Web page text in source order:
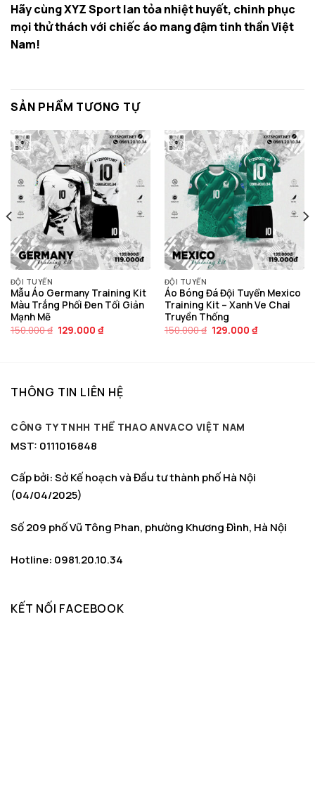
Hãy cùng XYZ Sport lan tỏa nhiệt huyết, chinh phục
mọi thử thách với chiếc áo mang đậm tinh thần Việt
Nam!
SẢN PHẨM TƯƠNG TỰ
ĐỘI TUYỂN
Mẫu Áo Germany Training Kit
Màu Trắng Phối Đen Tối Giản
Mạnh Mẽ
150.000₫ Giá
129.000 ₫Giá
ĐỘI TUYỂN
Áo Bóng Đá Đội Tuyển Mexico
Training Kit – Xanh Ve Chai
Truyền Thống
150.000₫ Giá
129.000 ₫Giá
THÔNG TIN LIÊN HỆ
CÔNG TY TNHH THỂ THAO ANVACO VIỆT NAM
MST: 0111016848
Cấp bởi: Sở Kế hoạch và Đầu tư thành phố Hà Nội
(04/04/2025)
Số 209 phố Vũ Tông Phan, phường Khương Đình, Hà Nội
Hotline: 0981.20.10.34
KẾT NỐI FACEBOOK